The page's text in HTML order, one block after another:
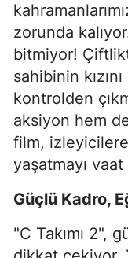
zorunda
bitmiyor!
sahibinin
kontrolden
aksiyon hem
film,
yaşatmayı
Güçlü Kadro,
"C Takımı 2",